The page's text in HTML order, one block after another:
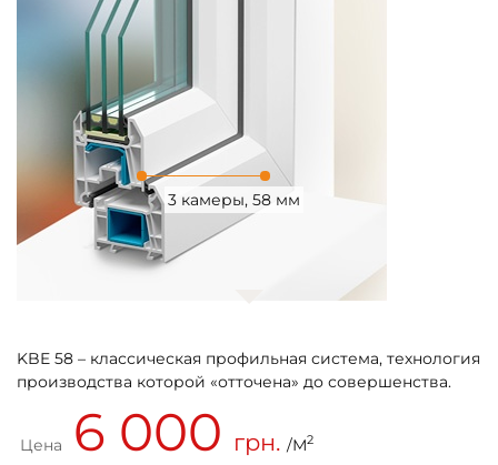
3 камеры, 58 мм
KBE 58 – классическая профильная система, технология
производства которой «отточена» до совершенства.
Цена 6 000 грн. /М2